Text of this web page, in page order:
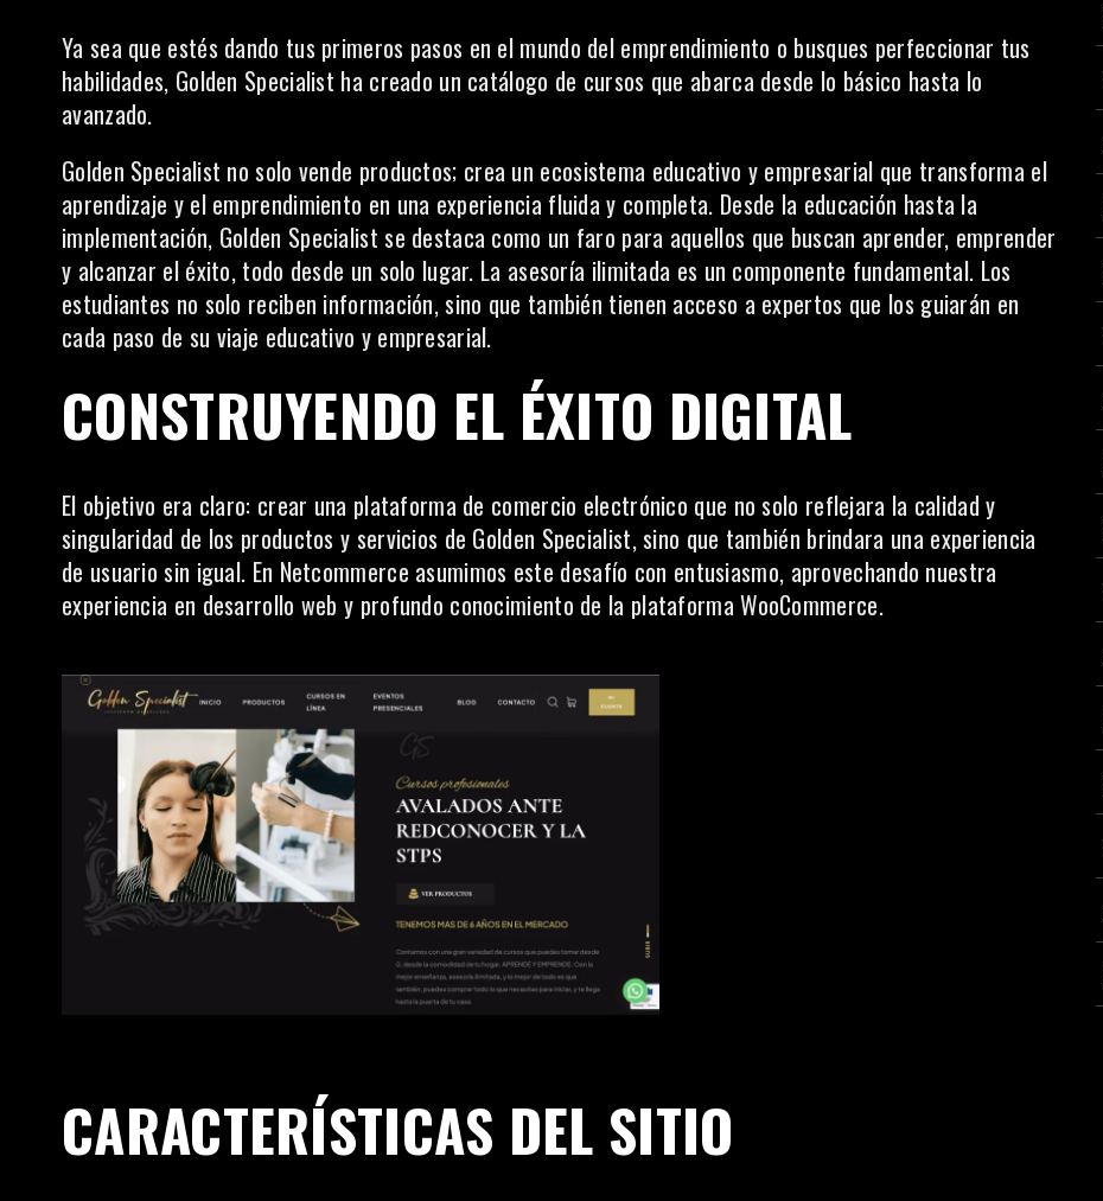
Ya sea que estés dando tus primeros pasos en el mundo del emprendimiento o busques perfeccionar tus
habilidades, Golden Specialist ha creado un catálogo de cursos que abarca desde lo básico hasta lo
avanzado.
Golden Specialist no solo vende productos; crea un ecosistema educativo y empresarial que transforma el
aprendizaje y el emprendimiento en una experiencia fluida y completa. Desde la educación hasta la
implementación, Golden Specialist se destaca como un faro para aquellos que buscan aprender, emprender
y alcanzar el éxito, todo desde un solo lugar. La asesoría ilimitada es un componente fundamental. Los
estudiantes no solo reciben información, sino que también tienen acceso a expertos que los guiarán en
cada paso de su viaje educativo y empresarial.
CONSTRUYENDO EL ÉXITO DIGITAL
El objetivo era claro: crear una plataforma de comercio electrónico que no solo reflejara la calidad y
singularidad de los productos y servicios de Golden Specialist, sino que también brindara una experiencia
de usuario sin igual. En Netcommerce asumimos este desafío con entusiasmo, aprovechando nuestra
experiencia en desarrollo web y profundo conocimiento de la plataforma WooCommerce.
CARACTERÍSTICAS DEL SITIO